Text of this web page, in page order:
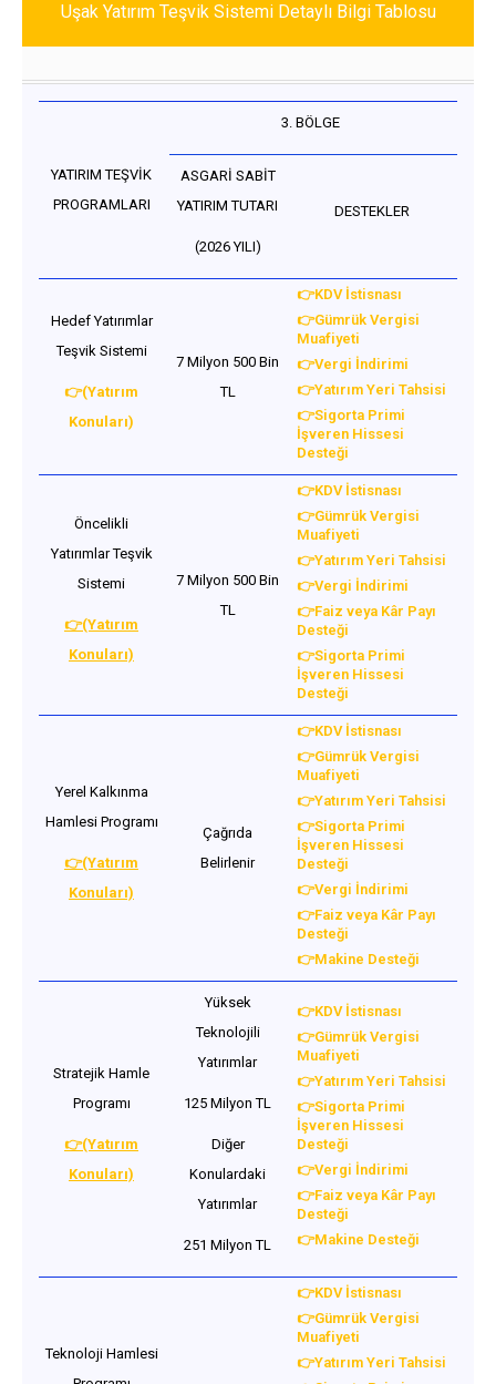
Uşak Yatırım Teşvik Sistemi Detaylı Bilgi Tablosu
YATIRIM TEŞVİK
PROGRAMLARI
3. BÖLGE
ASGARİ SABİT
YATIRIM TUTARI
(2026 YILI)
DESTEKLER
Hedef Yatırımlar
Teşvik Sistemi
👉(Yatırım
Konuları)
7 Milyon 500 Bin
TL
👉KDV İstisnası
👉Gümrük Vergisi
Muafiyeti
👉Vergi İndirimi
👉Yatırım Yeri Tahsisi
👉Sigorta Primi
İşveren Hissesi
Desteği
Öncelikli
Yatırımlar Teşvik
Sistemi
👉(Yatırım
Konuları)
7 Milyon 500 Bin
TL
👉KDV İstisnası
👉Gümrük Vergisi
Muafiyeti
👉Yatırım Yeri Tahsisi
👉Vergi İndirimi
👉Faiz veya Kâr Payı
Desteği
👉Sigorta Primi
İşveren Hissesi
Desteği
Yerel Kalkınma
Hamlesi Programı
👉(Yatırım
Konuları)
Çağrıda
Belirlenir
👉KDV İstisnası
👉Gümrük Vergisi
Muafiyeti
👉Yatırım Yeri Tahsisi
👉Sigorta Primi
İşveren Hissesi
Desteği
👉Vergi İndirimi
👉Faiz veya Kâr Payı
Desteği
👉Makine Desteği
Stratejik Hamle
Programı
👉(Yatırım
Konuları)
Yüksek
Teknolojili
Yatırımlar
125 Milyon TL
Diğer
Konulardaki
Yatırımlar
251 Milyon TL
👉KDV İstisnası
👉Gümrük Vergisi
Muafiyeti
👉Yatırım Yeri Tahsisi
👉Sigorta Primi
İşveren Hissesi
Desteği
👉Vergi İndirimi
👉Faiz veya Kâr Payı
Desteği
👉Makine Desteği
Teknoloji Hamlesi
👉KDV İstisnası
👉Gümrük Vergisi
Muafiyeti
👉Yatırım Yeri Tahsisi